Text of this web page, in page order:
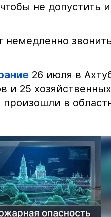
не допустить
немедленно
26 июля в
и 25 хозяйственных
произошли в